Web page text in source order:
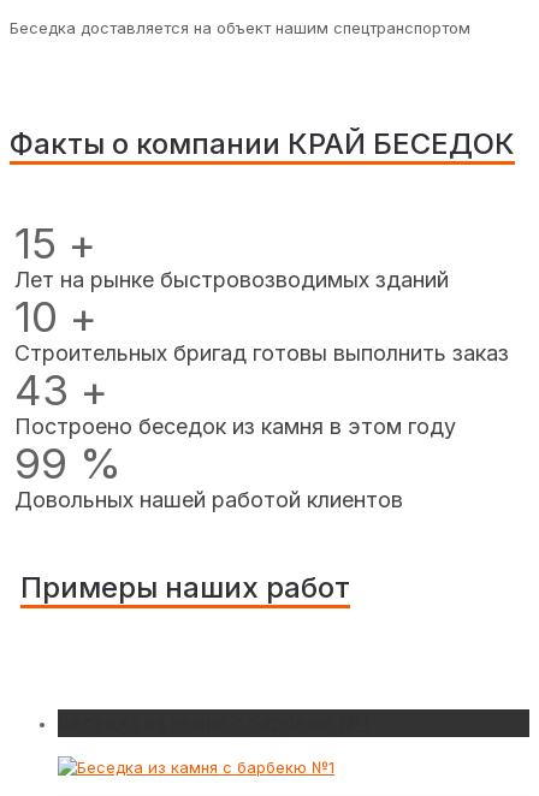
Беседка доставляется на объект нашим спецтранспортом
Факты о компании КРАЙ БЕСЕДОК
15 +
Лет на рынке быстровозводимых зданий
10 +
Строительных бригад готовы выполнить заказ
43 +
Построено беседок из камня в этом году
99 %
Довольных нашей работой клиентов
Примеры наших работ